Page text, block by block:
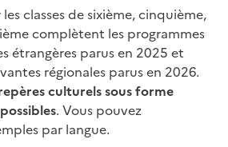
classes de sixième, cinquième,
complètent les programmes
étrangères parus en 2025 et
régionales parus en 2026.
culturels sous forme
. Vous pouvez
par langue.